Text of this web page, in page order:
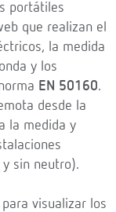
portátiles
que realizan el
la medida
y los
EN 50160.
desde la
la medida y
sin neutro).
visualizar los